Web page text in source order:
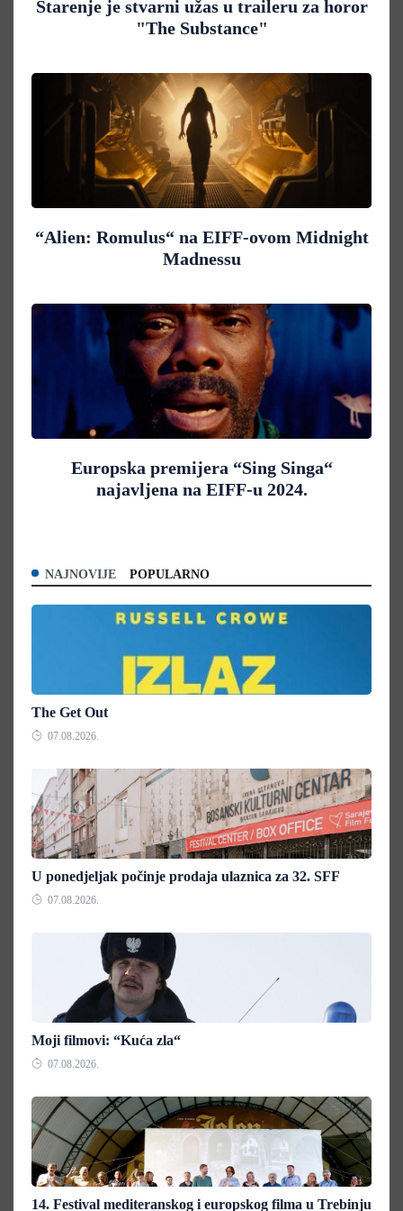
Starenje je stvarni užas u traileru za horor
"The Substance"
“Alien: Romulus“ na EIFF-ovom Midnight
Madnessu
Europska premijera “Sing Singa“
najavljena na EIFF-u 2024.
NAJNOVIJE POPULARNO
The Get Out
07.08.2026.
U ponedjeljak počinje prodaja ulaznica za 32. SFF
07.08.2026.
Moji filmovi: “Kuća zla“
07.08.2026.
14. Festival mediteranskog i europskog filma u Trebinju